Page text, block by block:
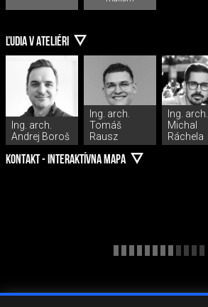
ĽUDIA V ATELIÉRI
Ing. arch.
Andrej Boroš
Ing. arch.
Tomáš
Rausz
Ing. arch.
Michal
Ráchela
KONTAKT - INTERAKTÍVNA MAPA